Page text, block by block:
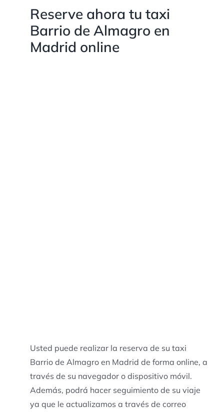
Reserve ahora tu taxi
Barrio de Almagro en
Madrid online
Usted puede realizar la reserva de su taxi
Barrio de Almagro en Madrid de forma online, a
través de su navegador o dispositivo móvil.
Además, podrá hacer seguimiento de su viaje
ya que le actualizamos a través de correo